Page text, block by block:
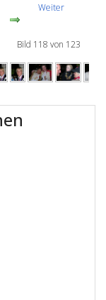
Weiter
Bild 118 von 123